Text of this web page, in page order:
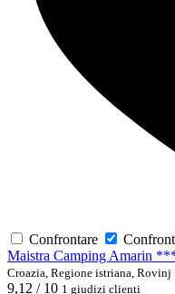
Confrontare
Maistra Camping Amarin
Croazia, Regione istriana, Rovinj
9,12 / 10 1 giudizi clienti